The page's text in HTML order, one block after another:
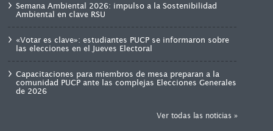
Semana Ambiental 2026: impulso a la Sostenibilidad
Ambiental en clave RSU
«Votar es clave»: estudiantes PUCP se informaron sobre
las elecciones en el Jueves Electoral
Capacitaciones para miembros de mesa preparan a la
comunidad PUCP ante las complejas Elecciones Generales
de 2026
Ver todas las noticias »